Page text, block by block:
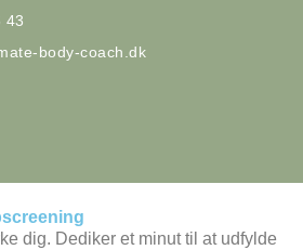
43
body-coach.dk
dig. Dediker et minut til at udfylde